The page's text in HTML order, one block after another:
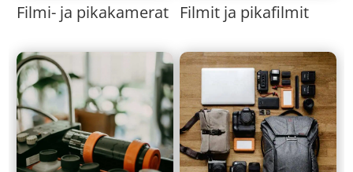
Filmi- ja pikakamerat Filmit ja pikafilmit